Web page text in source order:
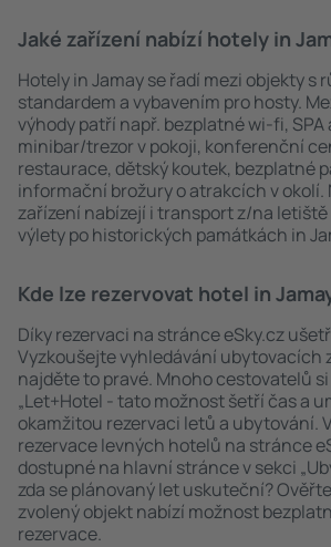
Jaké zařízení nabízí hotely in
Hotely in Jamay se řadí mezi objekty s
standardem a vybavením pro hosty.
výhody patří např. bezplatné wi-fi, SPA
minibar/trezor v pokoji, konferenční
restaurace, dětský koutek, bezplatné
informační brožury o atrakcích v
zařízení nabízejí i transport z/na
výlety po historických památkách in
Kde lze rezervovat hotel in
Díky rezervaci na stránce eSky.cz
Vyzkoušejte vyhledávání ubytovacích
najděte to pravé. Mnoho cestovatelů
„Let+Hotel - tato možnost šetří čas a
okamžitou rezervaci letů a ubytování.
rezervace levných hotelů na stránce
dostupné na hlavní stránce v sekci
zda se plánovaný let uskuteční?
zvolený objekt nabízí možnost
rezervace.